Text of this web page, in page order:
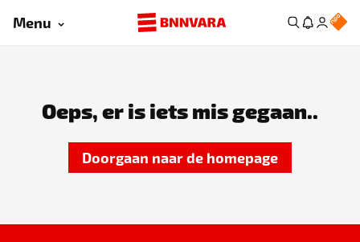
Menu
Oeps, er is iets mis gegaan..
Doorgaan naar de homepage